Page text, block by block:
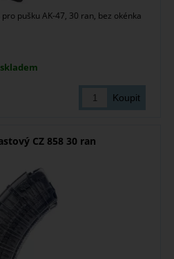
pušku AK-47, 30 ran, bez okénka
skladem
CZ 858 30 ran